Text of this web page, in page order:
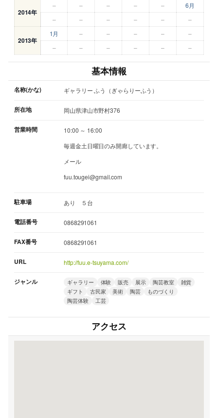
2014年
– – – – –
6月
–
– – – – –
2013年
1月 – – – –
–
–
– – – – –
基本情報
名称(かな) ギャラリー ふう（ぎゃらりーふう）
所在地 岡山県津山市野村376
営業時間
10:00 ～ 16:00
毎週金土日曜日のみ開廊しています。
メール
fuu.tougei@gmail.com
駐車場 あり ５台
電話番号 0868291061
FAX番号 0868291061
URL http://fuu.e-tsuyama.com/
ジャンル ギャラリー 体験 販売 展示 陶芸教室
雑貨
ギフト
古民家 美術 陶芸
ものづくり
陶芸体験
工芸
アクセス